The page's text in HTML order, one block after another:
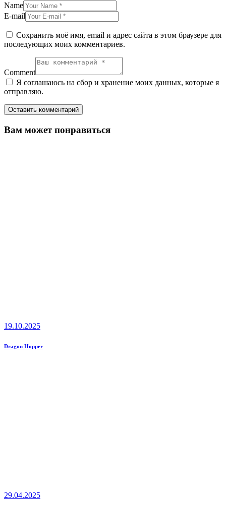
Name
E-mail
Сохранить моё имя, email и адрес сайта в этом браузере для
последующих моих комментариев.
Comment
Я соглашаюсь на сбор и хранение моих данных, которые я
отправляю.
Вам может понравиться
19.10.2025
Dragon Hopper
29.04.2025